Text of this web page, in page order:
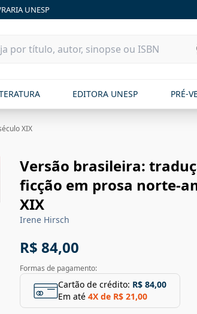
UNESP
EDITORA UNESP PRÉ-
XIX
Versão brasileira:
ficção em prosa norte-
XIX
Irene Hirsch
R$ 84,00
Formas de pagamento:
Cartão de crédito: R$ 84,00
Em até 4X de R$ 21,00